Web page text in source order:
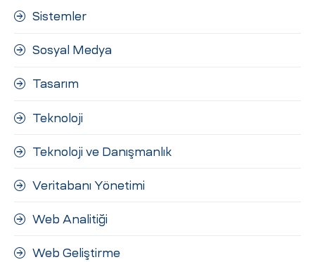
Sistemler
Sosyal Medya
Tasarım
Teknoloji
Teknoloji ve Danışmanlık
Veritabanı Yönetimi
Web Analitiği
Web Geliştirme